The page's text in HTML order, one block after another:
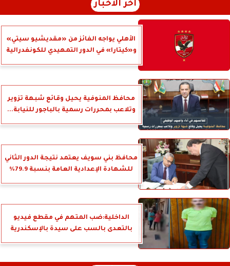
آخر الأخبار
الأهلي يواجه الفائز من «مقديشيو سيتي»
و«كيتارا» في الدور التمهيدي للكونفدرالية
محافظ المنوفية يحيل وقائع شبهة تزوير
وتلاعب بمحررات رسمية بالباجور للنيابة...
محافظ بني سويف يعتمد نتيجة الدور الثاني
للشهادة الإعدادية العامة بنسبة 79.9%
الداخلية:ضب المتهم في مقطع فيديو
بالتعدى بالسب على سيدة بالإسكندرية